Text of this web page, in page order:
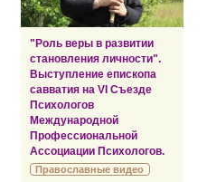
"Роль веры в развитии
становления личности".
Выступление епископа
савватия на VI Съезде
Психологов
Международной
Профессиональной
Ассоциации Психологов.
Православные видео